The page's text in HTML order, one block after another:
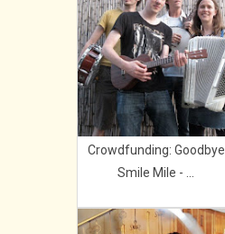
Crowdfunding: Goodbye
Smile Mile - ...